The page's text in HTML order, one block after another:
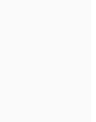
почта